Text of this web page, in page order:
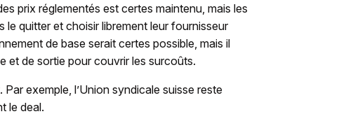
prix réglementés est certes maintenu, mais les
le quitter et choisir librement leur fournisseur
de base serait certes possible, mais il
et de sortie pour couvrir les surcoûts.
exemple, l’Union syndicale suisse reste
le deal.